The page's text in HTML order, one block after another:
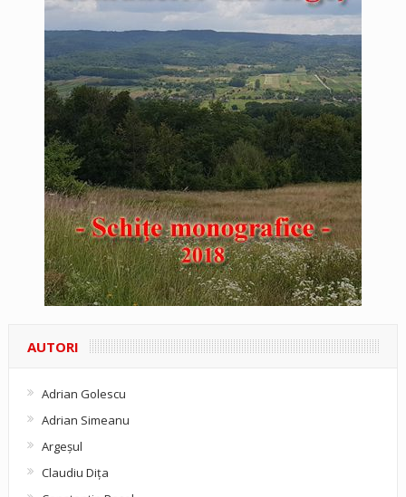
AUTORI
Adrian Golescu
Adrian Simeanu
Argeşul
Claudiu Diţa